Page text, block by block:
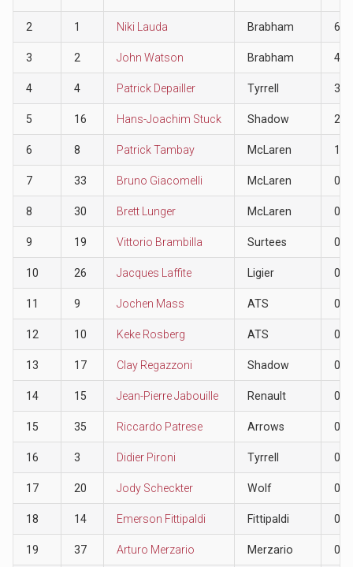
2 1 Niki Lauda Brabham 6
3 2 John Watson Brabham 4
4 4 Patrick Depailler Tyrrell 3
5 16 Hans-Joachim Stuck Shadow 2
6 8 Patrick Tambay McLaren 1
7 33 Bruno Giacomelli McLaren 0
8 30 Brett Lunger McLaren 0
9 19 Vittorio Brambilla Surtees 0
10 26 Jacques Laffite Ligier 0
11 9 Jochen Mass ATS 0
12 10 Keke Rosberg ATS 0
13 17 Clay Regazzoni Shadow 0
14 15 Jean-Pierre Jabouille Renault 0
15 35 Riccardo Patrese Arrows 0
16 3 Didier Pironi Tyrrell 0
17 20 Jody Scheckter Wolf 0
18 14 Emerson Fittipaldi Fittipaldi 0
19 37 Arturo Merzario Merzario 0